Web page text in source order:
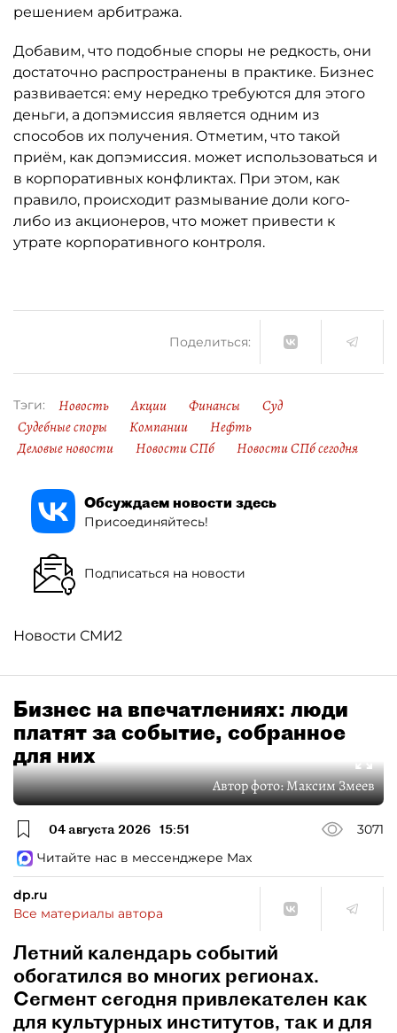
решением арбитража.
Добавим, что подобные споры не редкость, они
достаточно распространены в практике. Бизнес
развивается: ему нередко требуются для этого
деньги, а допэмиссия является одним из
способов их получения. Отметим, что такой
приём, как допэмиссия. может использоваться и
в корпоративных конфликтах. При этом, как
правило, происходит размывание доли кого-
либо из акционеров, что может привести к
утрате корпоративного контроля.
Поделиться:
Тэги: Новость Акции Финансы
Суд
Судебные споры
Компании
Нефть
Деловые новости
Новости СПб Новости СПб сегодня
Обсуждаем новости здесь
Присоединяйтесь!
Подписаться на новости
Новости СМИ2
Бизнес на впечатлениях: люди
платят за событие, собранное
для них
Автор фото:Максим Змеев
04 августа 2026 15:51
3071
Читайте нас в мессенджере Max
dp.ru
Все материалы автора
Летний календарь событий
обогатился во многих регионах.
Сегмент сегодня привлекателен как
для культурных институтов, так и для